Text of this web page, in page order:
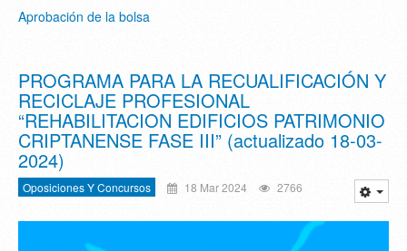
Aprobación de la bolsa
PROGRAMA PARA LA RECUALIFICACIÓN Y
RECICLAJE PROFESIONAL
“REHABILITACION EDIFICIOS PATRIMONIO
CRIPTANENSE FASE III” (actualizado 18-03-
2024)
Oposiciones Y Concursos 18 Mar 2024 2766